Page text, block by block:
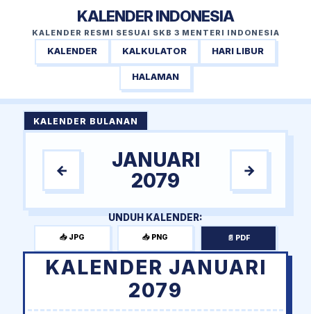
KALENDER INDONESIA
KALENDER RESMI SESUAI SKB 3 MENTERI INDONESIA
KALENDER KALKULATOR HARI LIBUR
HALAMAN
KALENDER BULANAN
←
JANUARI
2079
→
UNDUH KALENDER:
📥 JPG 📥 PNG 📄 PDF
KALENDER JANUARI
2079